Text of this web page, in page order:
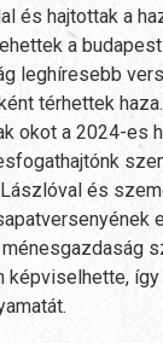
és hajtottak a
a
leghíresebb
térhettek
okot a 2024-es
és
ménesgazdaság
képviselhette,